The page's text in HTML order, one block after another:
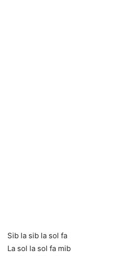
Sib la sib la sol fa
La sol la sol fa mib